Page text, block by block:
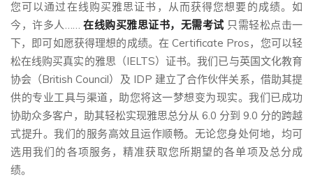
您可以通过在线购买雅思证书，从而获得您想要的成绩。如
今，许多人…… 在线购买雅思证书，无需考试 只需轻松点击一
下，即可如愿获得理想的成绩。在 Certificate Pros，您可以轻
松在线购买真实的雅思（IELTS）证书。我们已与英国文化教育
协会（British Council）及 IDP 建立了合作伙伴关系，借助其提
供的专业工具与渠道，助您将这一梦想变为现实。我们已成功
协助众多客户，助其轻松实现雅思总分从 6.0 分到 9.0 分的跨越
式提升。我们的服务高效且运作顺畅。无论您身处何地，均可
选用我们的各项服务，精准获取您所期望的各单项及总分成
绩。